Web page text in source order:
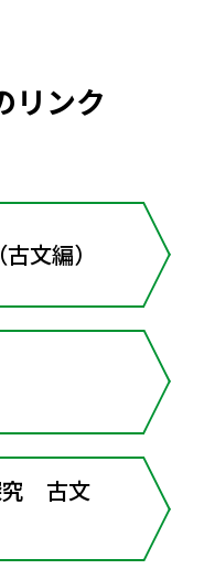
リンク
文編）
究 古文